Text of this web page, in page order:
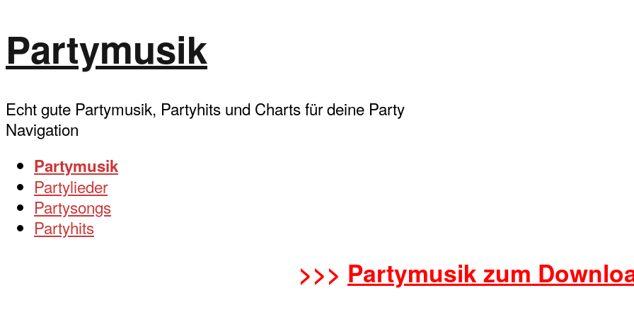
Partymusik
Echt gute Partymusik, Partyhits und Charts für deine Party
Navigation
springen
Partymusik
Partylieder
Partysongs
Partyhits
>>> Partymusik zum